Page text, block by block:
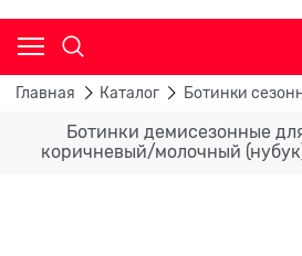
Главная Каталог Ботинки
Ботинки демисезонные
коричневый/молочный